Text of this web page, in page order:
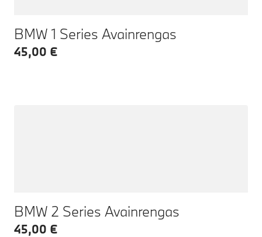
BMW 1 Series Avainrengas
45,00 €
BMW 2 Series Avainrengas
45,00 €